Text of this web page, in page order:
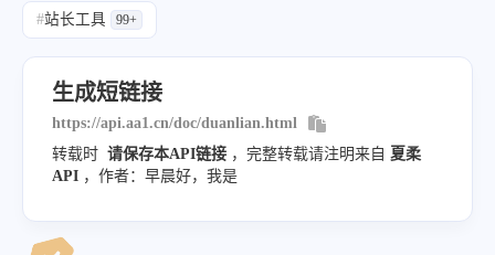
#站长工具 99+
生成短链接
https://api.aa1.cn/doc/duanlian.html
转载时 请保存本API链接 ，完整转载请注明来自 夏柔
API ，作者：早晨好，我是